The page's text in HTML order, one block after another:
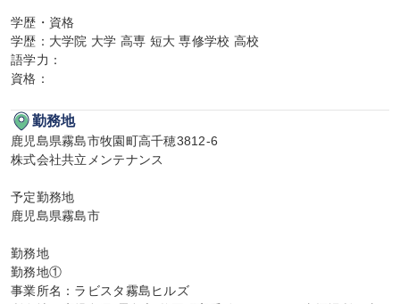
学歴・資格
学歴：大学院 大学 高専 短大 専修学校 高校
語学力：
資格：
勤務地
鹿児島県霧島市牧園町高千穂3812-6
株式会社共立メンテナンス
予定勤務地
鹿児島県霧島市
勤務地
勤務地①
事業所名：ラビスタ霧島ヒルズ